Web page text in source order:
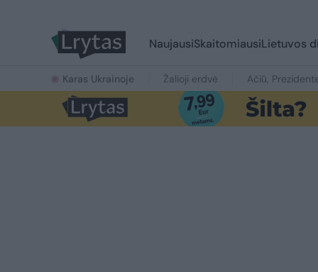
NaujausiSkaitomiausiLietuvos
Karas Ukrainoje Žalioji erdvė Ačiū,